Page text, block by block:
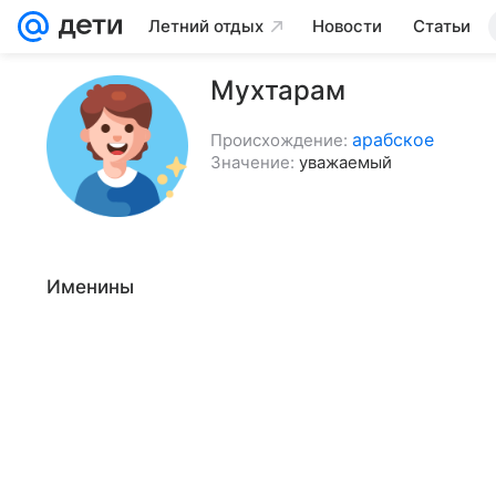
Летний отдых Новости Статьи
Мухтарам
Происхождение: арабское
Значение: уважаемый
Именины